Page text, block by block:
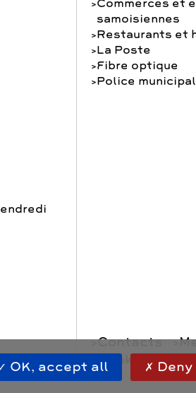
Commerces et
samoisiennes
Restaurants et
La Poste
Fibre optique
Police
Contacts
Cookies
OK, accept all